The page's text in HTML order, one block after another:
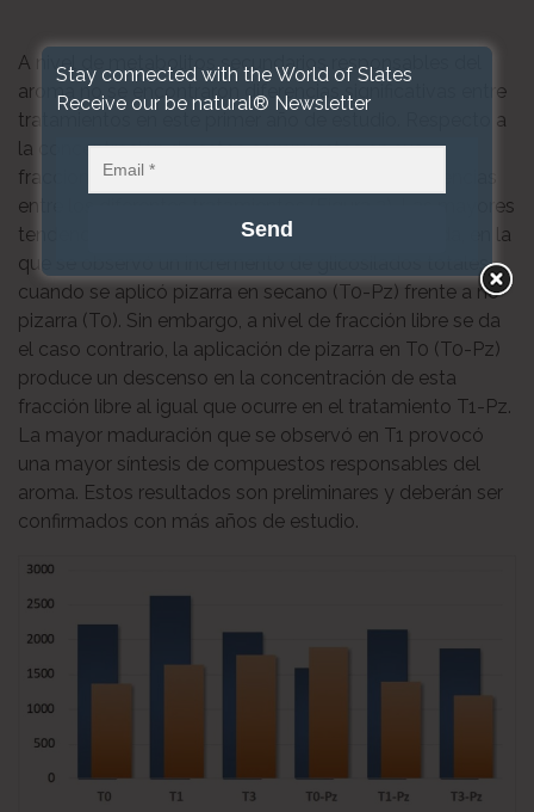
A nivel de metabolitos secundarios responsables del
aroma no se encontraron diferencias significativas entre
tratamientos en este primer año de estudio. Respecto a
la concentración de estos compuestos en sus
fracciones libre y glicosilada se observaron tendencias
entre los diferentes tratamientos (Figura 2). Las mayores
tendencias se obtuvieron en la fracción glicosilada, en la
que se observó un incremento de glicosilados totales
cuando se aplicó pizarra en secano (T0-Pz) frente a no
pizarra (T0). Sin embargo, a nivel de fracción libre se da
el caso contrario, la aplicación de pizarra en T0 (T0-Pz)
produce un descenso en la concentración de esta
fracción libre al igual que ocurre en el tratamiento T1-Pz.
La mayor maduración que se observó en T1 provocó
una mayor síntesis de compuestos responsables del
aroma. Estos resultados son preliminares y deberán ser
confirmados con más años de estudio.
Stay connected with the World of Slates
Receive our be natural® Newsletter